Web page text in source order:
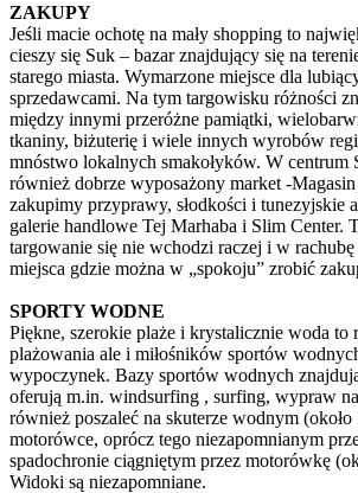
ZAKUPY
Jeśli macie ochotę na mały shopping to
cieszy się Suk – bazar znajdujący się na
starego miasta. Wymarzone miejsce dla
sprzedawcami. Na tym targowisku różności
między innymi przeróżne pamiątki,
tkaniny, biżuterię i wiele innych wyrobów
mnóstwo lokalnych smakołyków. W centrum
również dobrze wyposażony market -
zakupimy przyprawy, słodkości i tunezyjskie
galerie handlowe Tej Marhaba i Slim Center.
targowanie się nie wchodzi raczej i w
miejsca gdzie można w „spokoju” zrobić
SPORTY WODNE
Piękne, szerokie plaże i krystalicznie woda
plażowania ale i miłośników sportów
wypoczynek. Bazy sportów wodnych
oferują m.in. windsurfing , surfing, wypraw
również poszaleć na skuterze wodnym
motorówce, oprócz tego niezapomnianym
spadochronie ciągniętym przez motorówkę
Widoki są niezapomniane.